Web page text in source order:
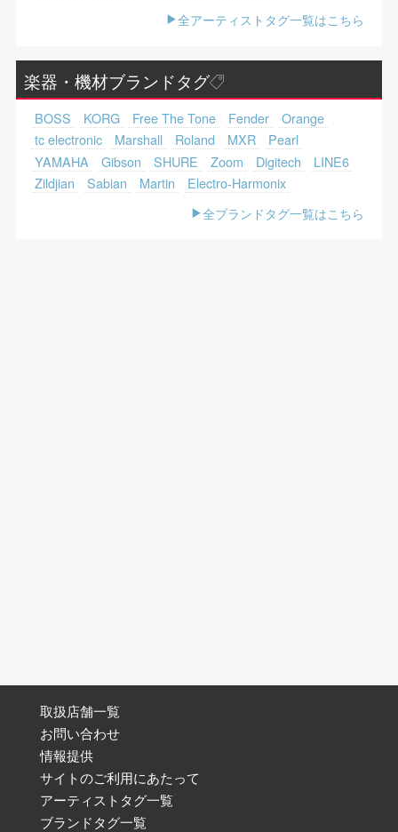
全アーティストタグ一覧はこちら
楽器・機材ブランドタグ
BOSS KORG Free The Tone Fender
Orange
tc electronic
Marshall Roland MXR
Pearl
YAMAHA
Gibson SHURE Zoom Digitech
LINE6
Zildjian
Sabian Martin
Electro-Harmonix
全ブランドタグ一覧はこちら
取扱店舗一覧
お問い合わせ
情報提供
サイトのご利用にあたって
アーティストタグ一覧
ブランドタグ一覧